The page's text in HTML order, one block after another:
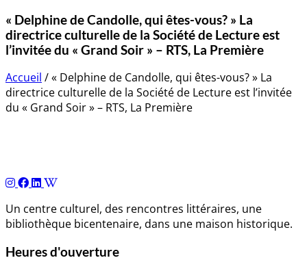
« Delphine de Candolle, qui êtes-vous? » La
directrice culturelle de la Société de Lecture est
l’invitée du « Grand Soir » – RTS, La Première
Accueil /« Delphine de Candolle, qui êtes-vous? » La
directrice culturelle de la Société de Lecture est l’invitée
du « Grand Soir » – RTS, La Première
Un centre culturel, des rencontres littéraires, une
bibliothèque bicentenaire, dans une maison historique.
Heures d'ouverture